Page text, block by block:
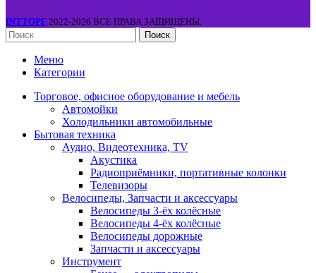
INTТОРГ 2022-2026 ВСЕ ПРАВА ЗАЩИЩЕНЫ.
Поиск
Меню
Категории
Торговое, офисное оборудование и мебель
Автомойки
Холодильники автомобильные
Бытовая техника
Аудио, Видеотехника, TV
Акустика
Радиоприёмники, портативные колонки
Телевизоры
Велосипеды, Запчасти и аксессуары
Велосипеды 3-ёх колёсные
Велосипеды 4-ёх колёсные
Велосипеды дорожные
Запчасти и аксессуары
Инструмент